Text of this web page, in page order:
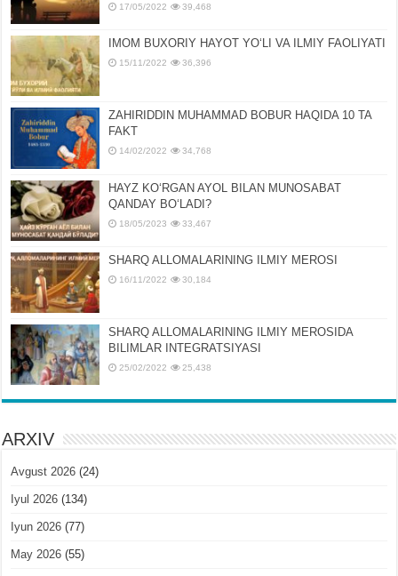
17/05/2022 39,468
IMOM BUXORIY HAYOT YOʻLI VA ILMIY FAOLIYATI
15/11/2022 36,396
ZAHIRIDDIN MUHAMMAD BOBUR HAQIDA 10 TA
FAKT
14/02/2022 34,768
HAYZ KOʻRGAN AYOL BILAN MUNOSABAT
QANDAY BOʻLADI?
18/05/2023 33,467
SHARQ ALLOMALARINING ILMIY MEROSI
16/11/2022 30,184
SHARQ ALLOMALARINING ILMIY MЕROSIDA
BILIMLAR INTЕGRATSIYASI
25/02/2022 25,438
ARXIV
Avgust 2026 (24)
Iyul 2026 (134)
Iyun 2026 (77)
May 2026 (55)